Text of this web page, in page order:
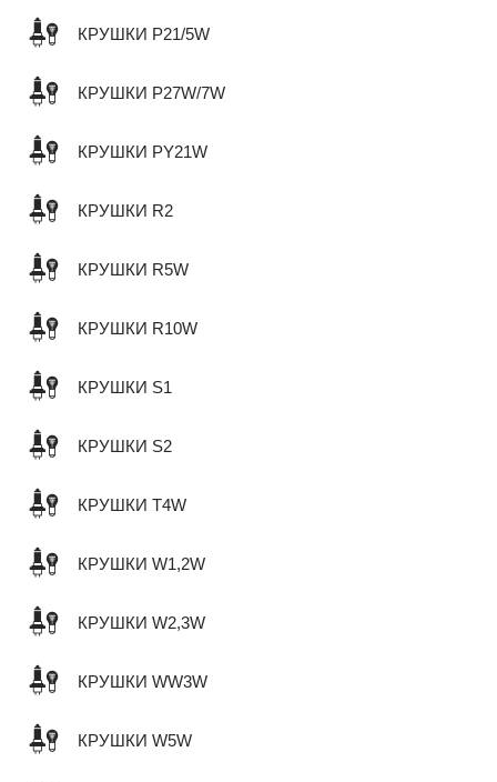
КРУШКИ P21/5W
КРУШКИ P27W/7W
КРУШКИ PY21W
КРУШКИ R2
КРУШКИ R5W
КРУШКИ R10W
КРУШКИ S1
КРУШКИ S2
КРУШКИ T4W
КРУШКИ W1,2W
КРУШКИ W2,3W
КРУШКИ WW3W
КРУШКИ W5W